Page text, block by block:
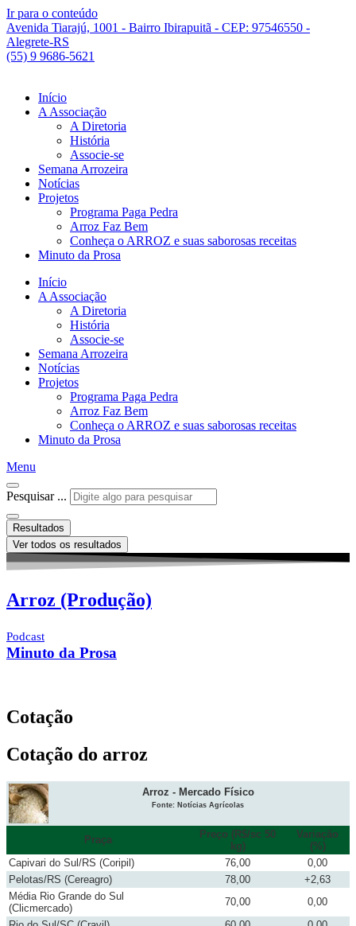
Ir para o conteúdo
Avenida Tiarajú, 1001 - Bairro Ibirapuitã - CEP: 97546550 -
Alegrete-RS
(55) 9 9686-5621
Início
A Associação
A Diretoria
História
Associe-se
Semana Arrozeira
Notícias
Projetos
Programa Paga Pedra
Arroz Faz Bem
Conheça o ARROZ e suas saborosas receitas
Minuto da Prosa
Início
A Associação
A Diretoria
História
Associe-se
Semana Arrozeira
Notícias
Projetos
Programa Paga Pedra
Arroz Faz Bem
Conheça o ARROZ e suas saborosas receitas
Minuto da Prosa
Menu
Pesquisar ...
Resultados
Ver todos os resultados
Arroz (Produção)
Podcast
Minuto da Prosa
Cotação
Cotação do arroz
Arroz - Mercado Físico
Fonte: Notícias Agrícolas
Praça
Preço (R$/sc 50
kg)
Variação
(%)
Capivari do Sul/RS (Coripil)
76,00
0,00
Pelotas/RS (Cereagro)
78,00
+2,63
Média Rio Grande do Sul
(Clicmercado)
70,00
0,00